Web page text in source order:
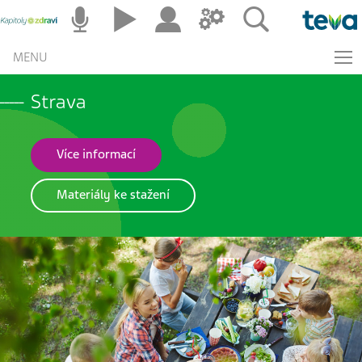
MENU
Strava
Více informací
Materiály ke stažení